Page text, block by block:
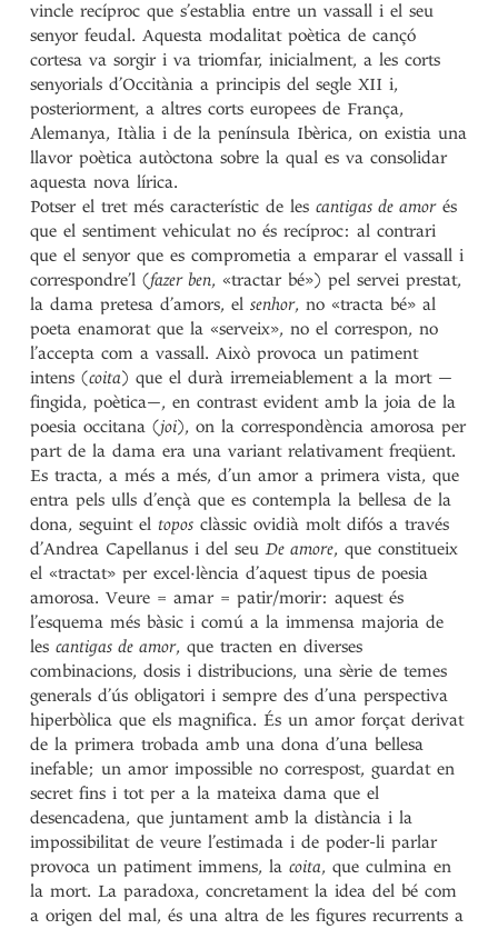
vincle recíproc que s’establia entre un vassall i el seu
senyor feudal. Aquesta modalitat poètica de cançó
cortesa va sorgir i va triomfar, inicialment, a les corts
senyorials d’Occitània a principis del segle XII i,
posteriorment, a altres corts europees de França,
Alemanya, Itàlia i de la península Ibèrica, on existia una
llavor poètica autòctona sobre la qual es va consolidar
aquesta nova lírica.
Potser el tret més característic de lescantigas de amorés
que el sentiment vehiculat no és recíproc: al contrari
que el senyor que es comprometia a emparar el vassall i
correspondre’l (fazer ben, «tractar bé») pel servei prestat,
la dama pretesa d’amors, elsenhor, no «tracta bé» al
poeta enamorat que la «serveix», no el correspon, no
l’accepta com a vassall. Això provoca un patiment
intens (coita) que el durà irremeiablement a la mort —
fingida, poètica—, en contrast evident amb la joia de la
poesia occitana (joi), on la correspondència amorosa per
part de la dama era una variant relativament freqüent.
Es tracta, a més a més, d’un amor a primera vista, que
entra pels ulls d’ençà que es contempla la bellesa de la
dona, seguint eltopos clàssic ovidià molt difós a través
d’Andrea Capellanus i del seuDe amore, que constitueix
el «tractat» per excel·lència d’aquest tipus de poesia
amorosa. Veure = amar = patir/morir: aquest és
l’esquema més bàsic i comú a la immensa majoria de
lescantigas de amor, que tracten en diverses
combinacions, dosis i distribucions, una sèrie de temes
generals d’ús obligatori i sempre des d’una perspectiva
hiperbòlica que els magnifica. És un amor forçat derivat
de la primera trobada amb una dona d’una bellesa
inefable; un amor impossible no correspost, guardat en
secret fins i tot per a la mateixa dama que el
desencadena, que juntament amb la distància i la
impossibilitat de veure l’estimada i de poder-li parlar
provoca un patiment immens, lacoita, que culmina en
la mort. La paradoxa, concretament la idea del bé com
a origen del mal, és una altra de les figures recurrents a